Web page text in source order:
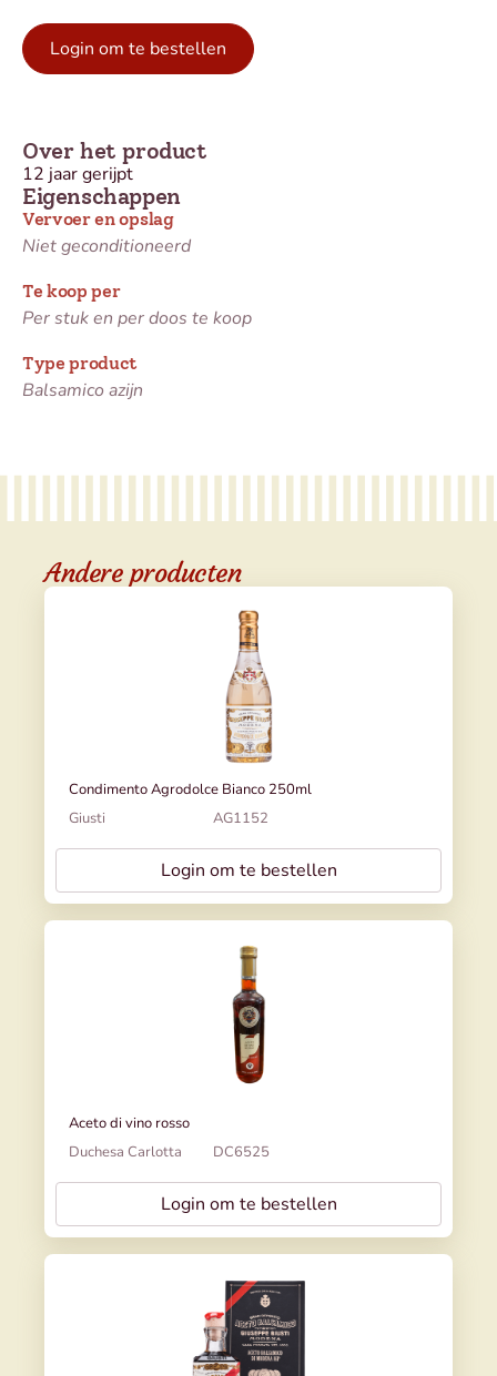
Login om te bestellen
Eigenschappen
Vervoer en opslag
Niet geconditioneerd
Te koop per
Per stuk en per doos te koop
Type product
Balsamico azijn
Over het product
12 jaar gerijpt
Andere producten
Condimento Agrodolce Bianco 250ml
Giusti
AG1152
Login om te bestellen
Aceto di vino rosso
Duchesa Carlotta
DC6525
Login om te bestellen